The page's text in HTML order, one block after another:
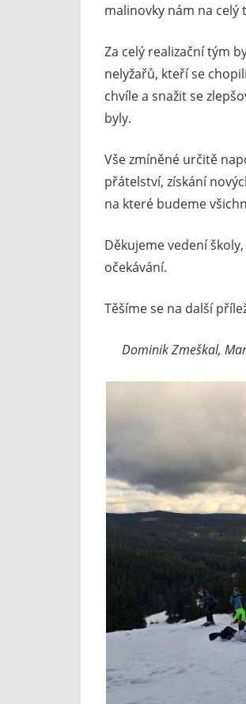
malinovky nám na celý
Za celý realizační tým
nelyžařů, kteří se
chvíle a snažit se
byly.
Vše zmíněné určitě
přátelství, získání
na které budeme
Děkujeme vedení
očekávání.
Těšíme se na další
Dominik Zmeškal,